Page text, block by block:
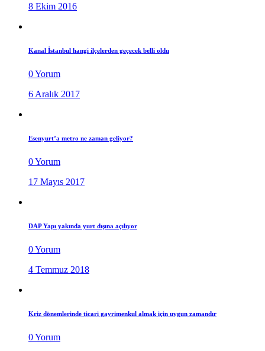
8 Ekim 2016
Kanal İstanbul hangi ilçelerden geçecek belli oldu
0 Yorum
6 Aralık 2017
Esenyurt’a metro ne zaman geliyor?
0 Yorum
17 Mayıs 2017
DAP Yapı yakında yurt dışına açılıyor
0 Yorum
4 Temmuz 2018
Kriz dönemlerinde ticari gayrimenkul almak için uygun zamandır
0 Yorum